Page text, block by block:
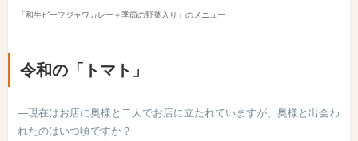
「和牛ビーフジャワカレー＋季節の野菜入り」のメニュー
令和の「トマト」
―現在はお店に奥様と二人でお店に立たれていますが、奥様と出会わ
れたのはいつ頃ですか？